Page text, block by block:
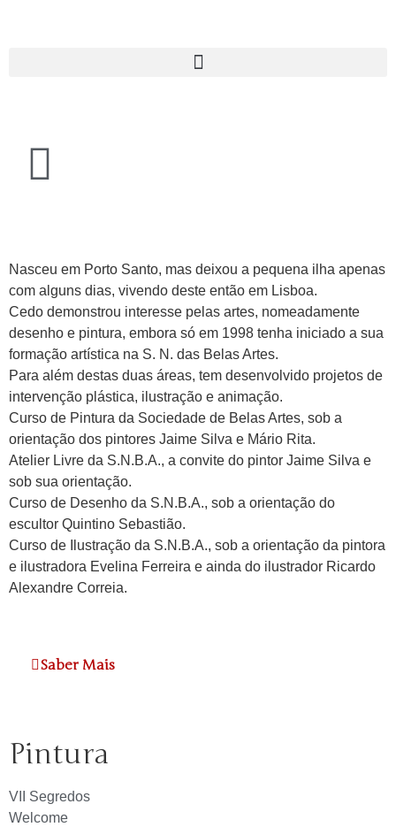
Nasceu em Porto Santo, mas deixou a pequena ilha apenas
com alguns dias, vivendo deste então em Lisboa.
Cedo demonstrou interesse pelas artes, nomeadamente
desenho e pintura, embora só em 1998 tenha iniciado a sua
formação artística na S. N. das Belas Artes.
Para além destas duas áreas, tem desenvolvido projetos de
intervenção plástica, ilustração e animação.
Curso de Pintura da Sociedade de Belas Artes, sob a
orientação dos pintores Jaime Silva e Mário Rita.
Atelier Livre da S.N.B.A., a convite do pintor Jaime Silva e
sob sua orientação.
Curso de Desenho da S.N.B.A., sob a orientação do
escultor Quintino Sebastião.
Curso de Ilustração da S.N.B.A., sob a orientação da pintora
e ilustradora Evelina Ferreira e ainda do ilustrador Ricardo
Alexandre Correia.
Saber Mais
Pintura
VII Segredos
Welcome